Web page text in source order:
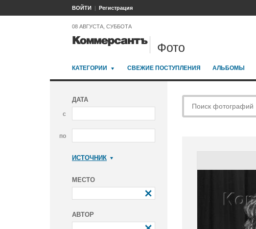
ВОЙТИ Регистрация
08 АВГУСТА, СУББОТА
Фото
КАТЕГОРИИ СВЕЖИЕ ПОСТУПЛЕНИЯ АЛЬБОМЫ
ДАТА
с
по
ИСТОЧНИК
МЕСТО
АВТОР